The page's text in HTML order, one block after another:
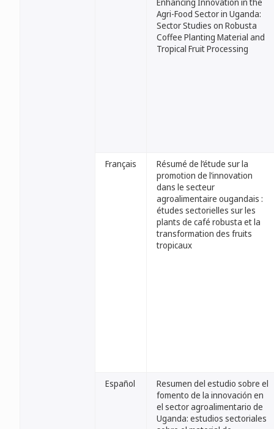
Agri-Food Sector in Uganda:
Sector Studies on Robusta
Coffee Planting Material and
Tropical Fruit Processing
Français
Résumé de l’étude sur la
promotion de l’innovation
dans le secteur
agroalimentaire ougandais :
études sectorielles sur les
plants de café robusta et la
transformation des fruits
tropicaux
Español
Resumen del estudio sobre el
fomento de la innovación en
el sector agroalimentario de
Uganda: estudios sectoriales